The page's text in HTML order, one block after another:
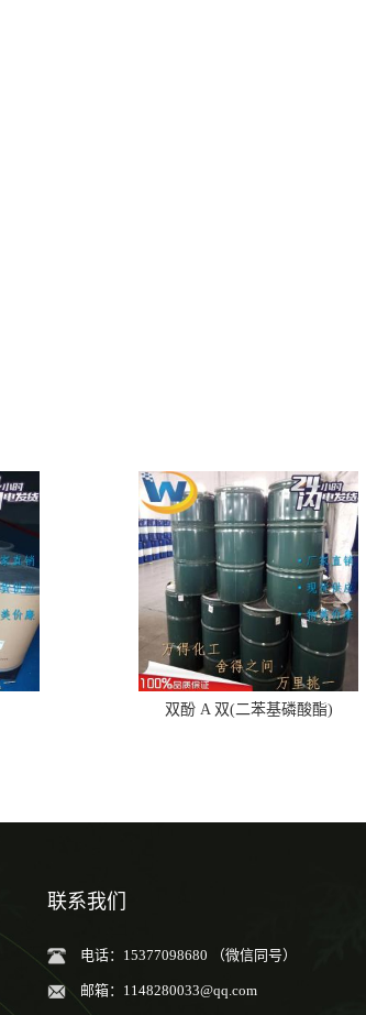
双酚 A 双(二苯基磷酸酯)
联系我们
电话：15377098680 （微信同号）
邮箱： 1148280033@qq.com